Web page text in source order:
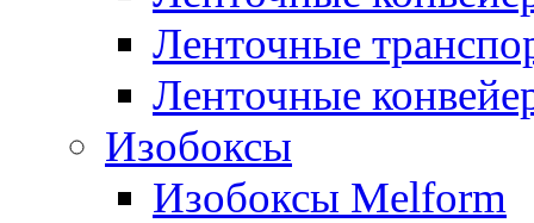
Ленточные
Ленточные
Изобоксы
Изобоксы Melform